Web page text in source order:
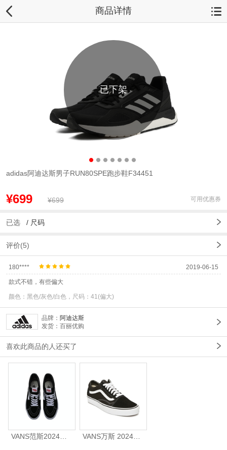
商品详情
已下架
adidas阿迪达斯男子RUN80SPE跑步鞋F34451
¥699 ¥699 可用优惠券
已选 / 尺码
评价(5)
180**** 2019-06-15
款式不错，有些偏大
颜色：黑色/灰色/白色，尺码：41(偏大)
品牌： 阿迪达斯
发货：百丽优购
喜欢此商品的人还买了
VANS范斯2024中性SK8-HiCL帆布鞋/硫化鞋VN000D5IB8C